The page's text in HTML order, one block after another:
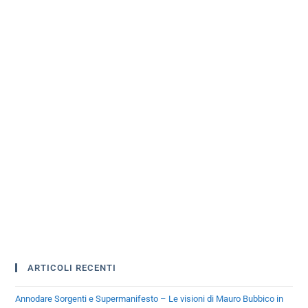
ARTICOLI RECENTI
Annodare Sorgenti e Supermanifesto – Le visioni di Mauro Bubbico in